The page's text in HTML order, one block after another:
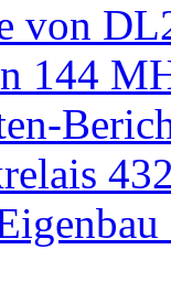
von
144